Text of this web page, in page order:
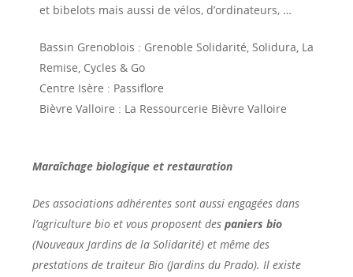
et bibelots mais aussi de vélos, d’ordinateurs, …
Bassin Grenoblois : Grenoble Solidarité, Solidura, La
Remise, Cycles & Go
Centre Isère : Passiflore
Bièvre Valloire : La Ressourcerie Bièvre Valloire
Maraîchage biologique et restauration
Des associations adhérentes sont aussi engagées dans
l’agriculture bio et vous proposent des paniers bio
(Nouveaux Jardins de la Solidarité) et même des
prestations de traiteur Bio (Jardins du Prado). Il existe